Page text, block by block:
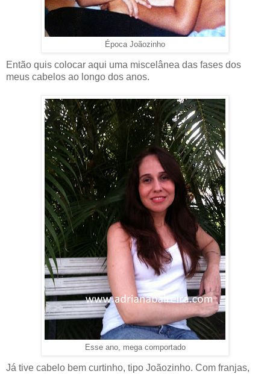
Época Joãozinho
Então quis colocar aqui uma miscelânea das fases dos
meus cabelos ao longo dos anos.
Esse ano, mega comportado
Já tive cabelo bem curtinho, tipo Joãozinho. Com franjas,